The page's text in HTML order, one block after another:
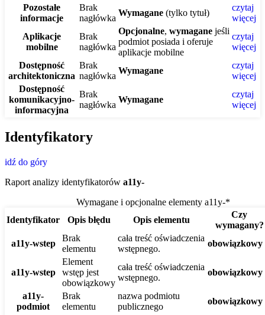
Pozostałe
informacje
Brak
nagłówka
Wymagane (tylko tytuł)
czytaj
więcej
Aplikacje
mobilne
Brak
nagłówka
Opcjonalne, wymagane jeśli
podmiot posiada i oferuje
aplikacje mobilne
czytaj
więcej
Dostępność
architektoniczna
Brak
nagłówka
Wymagane
czytaj
więcej
Dostępność
komunikacyjno-
informacyjna
Brak
nagłówka
Wymagane
czytaj
więcej
Identyfikatory
idź do góry
Raport analizy identyfikatorów a11y-
Wymagane i opcjonalne elementy a11y-*
Identyfikator
Opis błędu Opis elementu
Czy
wymagany?
a11y-wstep
Brak
elementu
cała treść oświadczenia
wstępnego.
obowiązkowy
a11y-wstep
Element
wstęp jest
obowiązkowy
cała treść oświadczenia
wstępnego.
obowiązkowy
a11y-
podmiot
Brak
elementu
nazwa podmiotu
publicznego
obowiązkowy